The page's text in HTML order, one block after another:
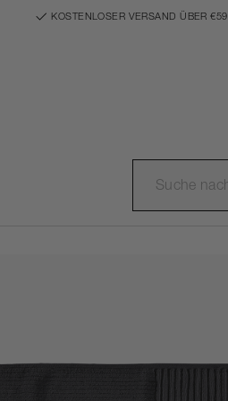
KOSTENLOSER VERSAND ÜBER €59